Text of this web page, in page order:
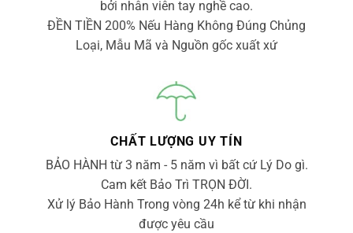
bởi nhân viên tay nghề cao.
ĐỀN TIỀN 200% Nếu Hàng Không Đúng Chủng
Loại, Mẫu Mã và Nguồn gốc xuất xứ
CHẤT LƯỢNG UY TÍN
BẢO HÀNH từ 3 năm - 5 năm vì bất cứ Lý Do gì.
Cam kết Bảo Trì TRỌN ĐỜI.
Xử lý Bảo Hành Trong vòng 24h kể từ khi nhận
được yêu cầu